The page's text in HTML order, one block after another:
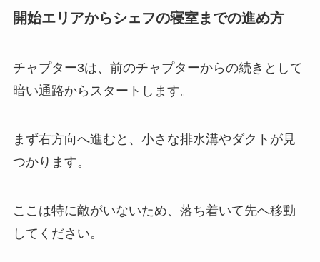
開始エリアからシェフの寝室までの進め方
チャプター3は、前のチャプターからの続きとして
暗い通路からスタートします。
まず右方向へ進むと、小さな排水溝やダクトが見
つかります。
ここは特に敵がいないため、落ち着いて先へ移動
してください。